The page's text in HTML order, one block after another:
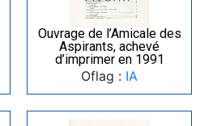
Ouvrage de l’Amicale des
Aspirants, achevé
d’imprimer en 1991
Oflag : IA